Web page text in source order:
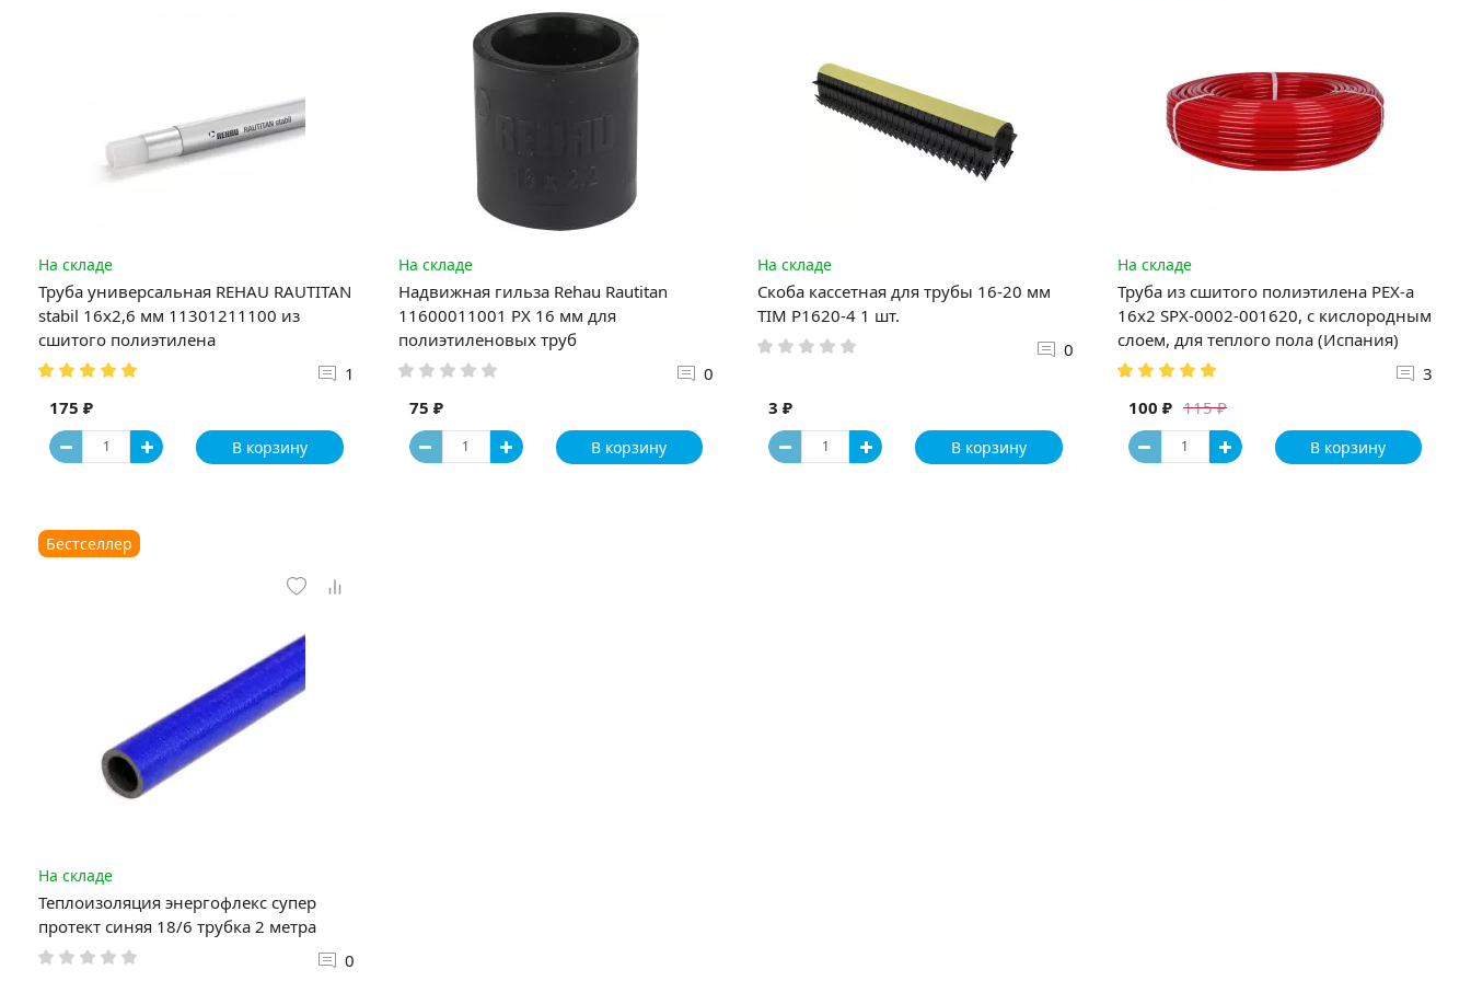
На складе
Труба универсальная REHAU RAUTITAN
stabil 16х2,6 мм 11301211100 из
сшитого полиэтилена
1
175 ₽
В корзину
На складе
Надвижная гильза Rehau Rautitan
11600011001 PX 16 мм для
полиэтиленовых труб
0
75 ₽
В корзину
На складе
Скоба кассетная для трубы 16-20 мм
TIM P1620-4 1 шт.
0
3 ₽
В корзину
На складе
Труба из сшитого полиэтилена PEX-a
16х2 SPX-0002-001620, с кислородным
слоем, для теплого пола (Испания)
3
115 ₽
100 ₽
В корзину
Бестселлер
На складе
Теплоизоляция энергофлекс супер
протект синяя 18/6 трубка 2 метра
0